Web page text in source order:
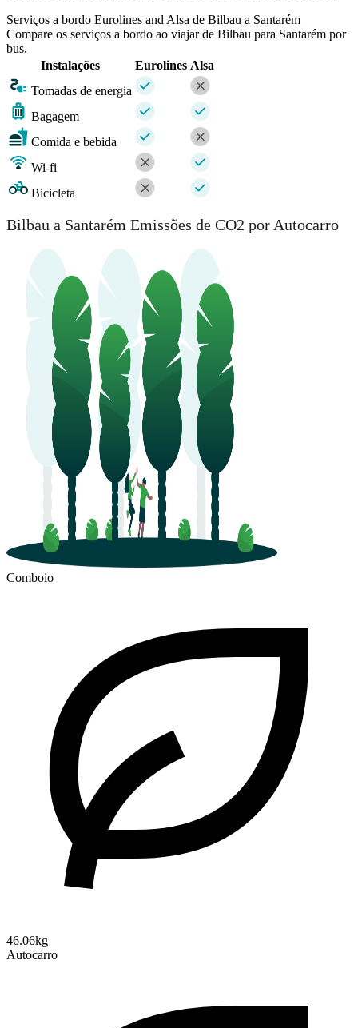
Serviços a bordo Eurolines and Alsa de Bilbau a Santarém
Compare os serviços a bordo ao viajar de Bilbau para Santarém por
bus.
Instalações
Eurolines Alsa
Tomadas de energia
Bagagem
Comida e bebida
Wi-fi
Bicicleta
Bilbau a Santarém Emissões de CO2 por Autocarro
Comboio
46.06kg
Autocarro